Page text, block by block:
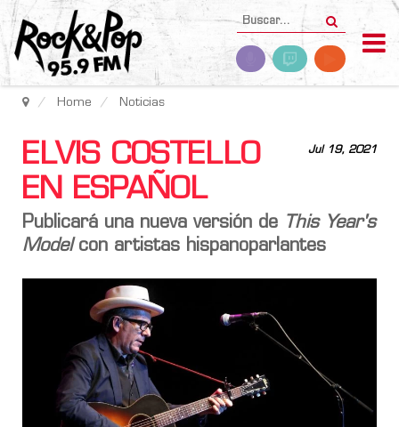
Home Noticias
Jul 19, 2021
ELVIS COSTELLO
EN ESPAÑOL
Publicará una nueva versión de This Year's
Model con artistas hispanoparlantes